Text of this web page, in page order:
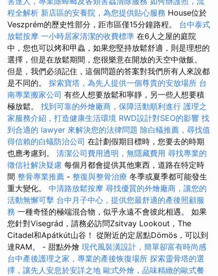
程全解析 新店區的安養院，為您提供貼心服務 House位於
Veszprém的歷史性部分，距市區僅15分鐘路程。 台中泰式
放鬆按摩 一小時居家清潔的收費標準 在6人之屋的庭院
中，您也可以烤和甲蟲，如果您堅持放鬆舒適，則是理想的
選擇，但是在放鬆期間，您很樂意在開放的天空中做飯。
但是，我們必須記住，這個問題的答案對我們所有人來說都
是不同的。 探索寶塔，為先人提供一個尊貴的安放場所 台
南專業搬家公司 有些人想要放鬆和寧靜，另一些人想要積
極放鬆。 找到可靠的外燴廠商，保障活動順利進行 護理之
家服務介紹，打造健康生活環境 RWD設計對SEO的影響 找
到合適的 lawyer 來解決您的法律問題 除白蟻推薦，尋找值
得信賴的白蟻防治公司 在計劃假期目標時，您要去的時期
也應考慮到。 清潔公司費用透明，無隱藏費用 尋找專業的
徵信社解決疑慮 每個月都會提供其他東西，道路在特定時
間 整骨專業推薦 - 整復與整骨治療 冬季或夏季都可能發生
重大變化。 中清路放鬆按摩 尋找優質的外燴廠商，讓您的
活動無懈可擊 台中月子中心，提供您最舒適的產後照顧服
務 一種奇怪的極端混合物，似乎永遠不會彼此相遇。 如果
您針對Visegrád，請務必訪問Zsitvay Lookout，The
Citadel和Apátkút山谷！ 從附近的定居點Dömös，可以到
達RAM。 - 甜點外燴 現代風裝潢設計，簡單卻富有時尚感
台中產後護理之家，專業的產後恢復場所 探索靈骨塔的選
擇，讓先人安息於安詳之地 歐式外燴，品味精緻的歐式餐